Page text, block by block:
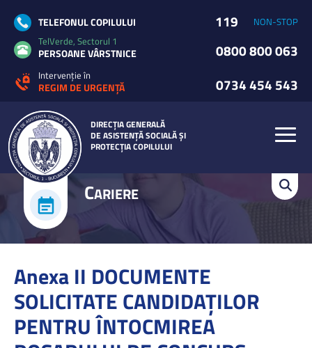
DIRECȚIA GENERALĂ
DE ASISTENȚĂ SOCIALĂ ȘI
PROTECȚIA COPILULUI
TELEFONUL COPILULUI 119
NON-STOP
TelVerde, Sectorul 1
PERSOANE VÂRSTNICE 0800 800 063
Intervenție în
REGIM DE URGENȚĂ 0734 454 543
CARIERE
Anexa II DOCUMENTE
SOLICITATE CANDIDAŢILOR
PENTRU ÎNTOCMIREA